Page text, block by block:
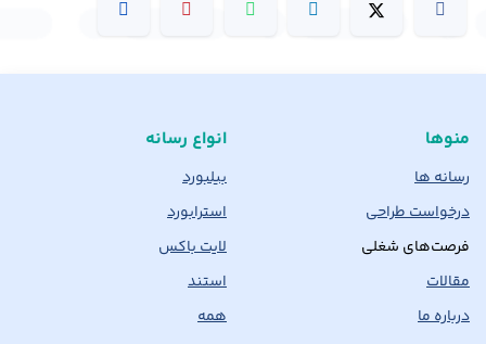
منوها
رسانه ها
درخواست طراحی
فرصت‌های شغلی
مقالات
درباره ما
انواع رسانه
بیلبورد
استرابورد
لایت باکس
استند
همه